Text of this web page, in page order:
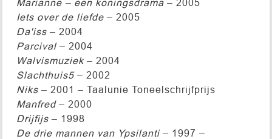
Marianne – een koningsdrama– 2005
Iets over de liefde– 2005
Da'iss– 2004
Parcival – 2004
Walvismuziek– 2004
Slachthuis5 – 2002
Niks– 2001 – Taalunie Toneelschrijfprijs
Manfred– 2000
Drijfijs– 1998
De drie mannen van Ypsilanti – 1997 –